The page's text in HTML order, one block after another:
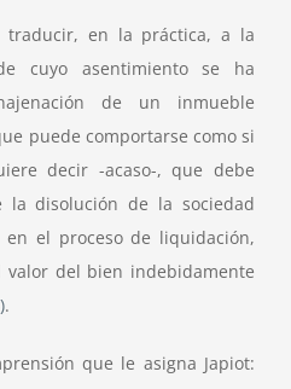
en la práctica, a la
cuyo asentimiento se ha
de un inmueble
puede comportarse como si
decir -acaso-, que debe
la disolución de la sociedad
el proceso de liquidación,
del bien indebidamente
.
que le asigna Japiot: